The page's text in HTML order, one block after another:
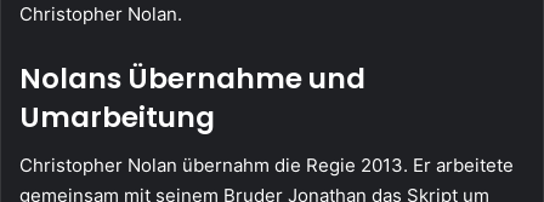
Christopher Nolan.
Nolans Übernahme und
Umarbeitung
Christopher Nolan übernahm die Regie 2013. Er arbeitete
gemeinsam mit seinem Bruder Jonathan das Skript um